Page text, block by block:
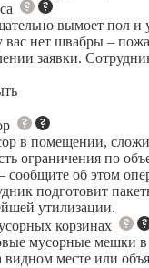
вымоет пол и
вас нет швабры –
заявки.
в помещении,
ограничения по
сообщите об этом
подготовит
утилизации.
корзинах
мусорные мешки в
видном месте или